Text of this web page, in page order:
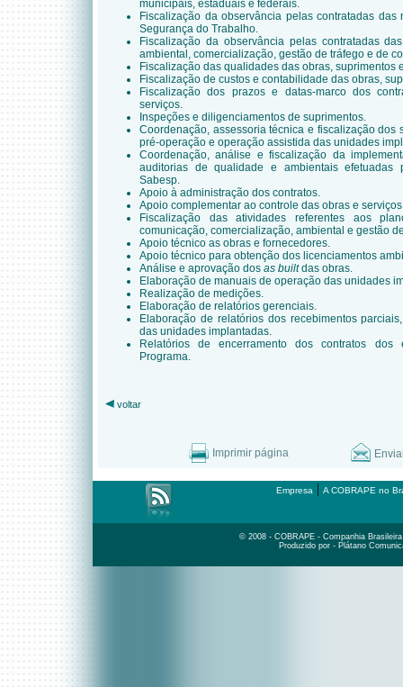
municipais, estaduais e federais.
Fiscalização da observância pelas contratadas
Segurança do Trabalho.
Fiscalização da observância pelas contratadas
ambiental, comercialização, gestão de tráfego e de
Fiscalização das qualidades das obras, suprimentos
Fiscalização de custos e contabilidade das obras,
Fiscalização dos prazos e datas-marco dos
serviços.
Inspeções e diligenciamentos de suprimentos.
Coordenação, assessoria técnica e fiscalização dos
pré-operação e operação assistida das unidades
Coordenação, análise e fiscalização da
auditorias de qualidade e ambientais efetuadas
Sabesp.
Apoio à administração dos contratos.
Apoio complementar ao controle das obras e
Fiscalização das atividades referentes aos
comunicação, comercialização, ambiental e gestão
Apoio técnico as obras e fornecedores.
Apoio técnico para obtenção dos licenciamentos
Análise e aprovação dos as builtdas obras.
Elaboração de manuais de operação das unidades
Realização de medições.
Elaboração de relatórios gerenciais.
Elaboração de relatórios dos recebimentos
das unidades implantadas.
Relatórios de encerramento dos contratos dos
Programa.
voltar
Imprimir página
Empresa | A COBRAPE no
© 2008 - COBRAPE - Companhia
Produzido por - Plátano